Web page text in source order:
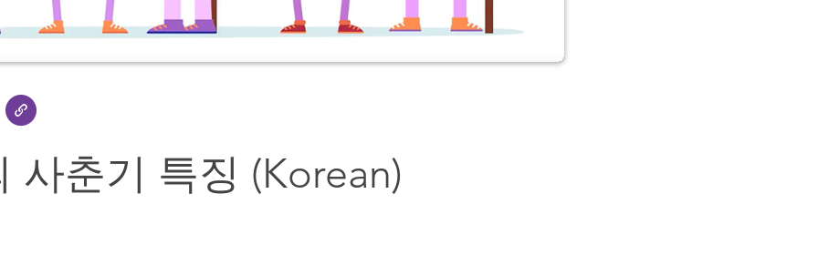
사춘기 특징 (Korean)